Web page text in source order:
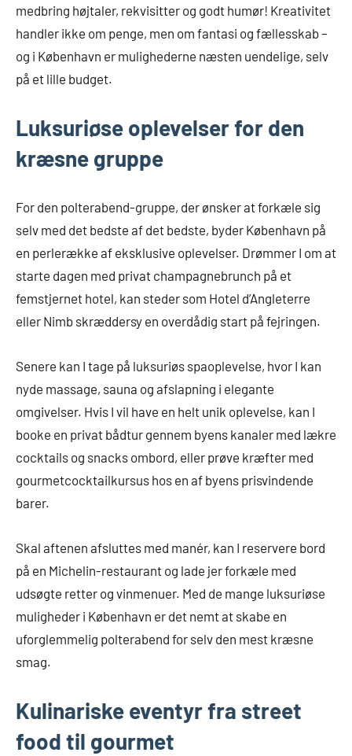
medbring højtaler, rekvisitter og godt humør! Kreativitet
handler ikke om penge, men om fantasi og fællesskab –
og i København er mulighederne næsten uendelige, selv
på et lille budget.
Luksuriøse oplevelser for den
kræsne gruppe
For den polterabend-gruppe, der ønsker at forkæle sig
selv med det bedste af det bedste, byder København på
en perlerække af eksklusive oplevelser. Drømmer I om at
starte dagen med privat champagnebrunch på et
femstjernet hotel, kan steder som Hotel d’Angleterre
eller Nimb skræddersy en overdådig start på fejringen.
Senere kan I tage på luksuriøs spaoplevelse, hvor I kan
nyde massage, sauna og afslapning i elegante
omgivelser. Hvis I vil have en helt unik oplevelse, kan I
booke en privat bådtur gennem byens kanaler med lækre
cocktails og snacks ombord, eller prøve kræfter med
gourmetcocktailkursus hos en af byens prisvindende
barer.
Skal aftenen afsluttes med manér, kan I reservere bord
på en Michelin-restaurant og lade jer forkæle med
udsøgte retter og vinmenuer. Med de mange luksuriøse
muligheder i København er det nemt at skabe en
uforglemmelig polterabend for selv den mest kræsne
smag.
Kulinariske eventyr fra street
food til gourmet